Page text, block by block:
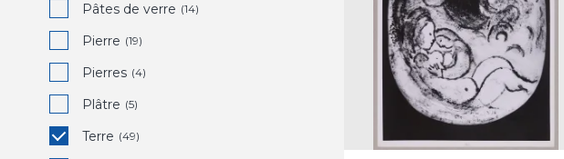
Pâtes de verre (14)
Pierre (19)
Pierres (4)
Plâtre (5)
Terre (49)